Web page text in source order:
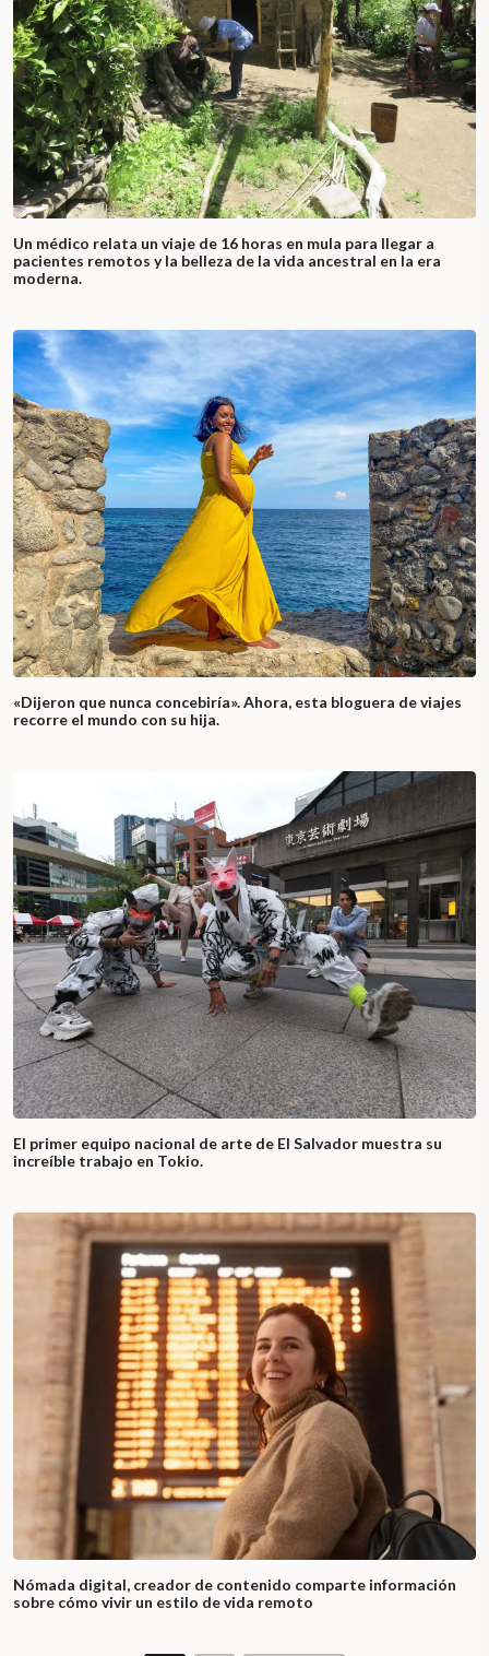
Un médico relata un viaje de 16 horas en mula para llegar a
pacientes remotos y la belleza de la vida ancestral en la era
moderna.
«Dijeron que nunca concebiría». Ahora, esta bloguera de viajes
recorre el mundo con su hija.
El primer equipo nacional de arte de El Salvador muestra su
increíble trabajo en Tokio.
Nómada digital, creador de contenido comparte información
sobre cómo vivir un estilo de vida remoto